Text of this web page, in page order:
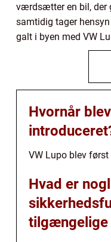
værdsætter en bil, der
samtidig tager
galt i byen med VW
Hvornår
VW Lupo blev
Hvad er
tilgængelige